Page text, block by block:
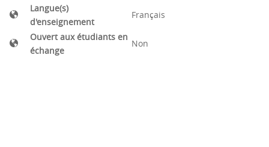
Langue(s)
d'enseignement
Français
Ouvert aux étudiants en
échange
Non